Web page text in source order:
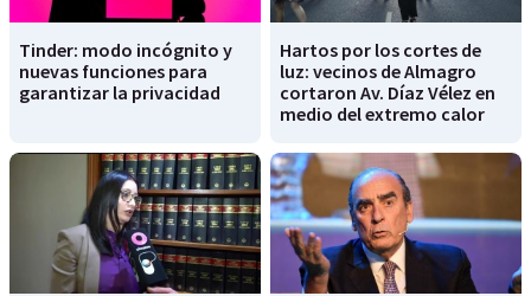
Tinder: modo incógnito y
nuevas funciones para
garantizar la privacidad
Hartos por los cortes de
luz: vecinos de Almagro
cortaron Av. Díaz Vélez en
medio del extremo calor